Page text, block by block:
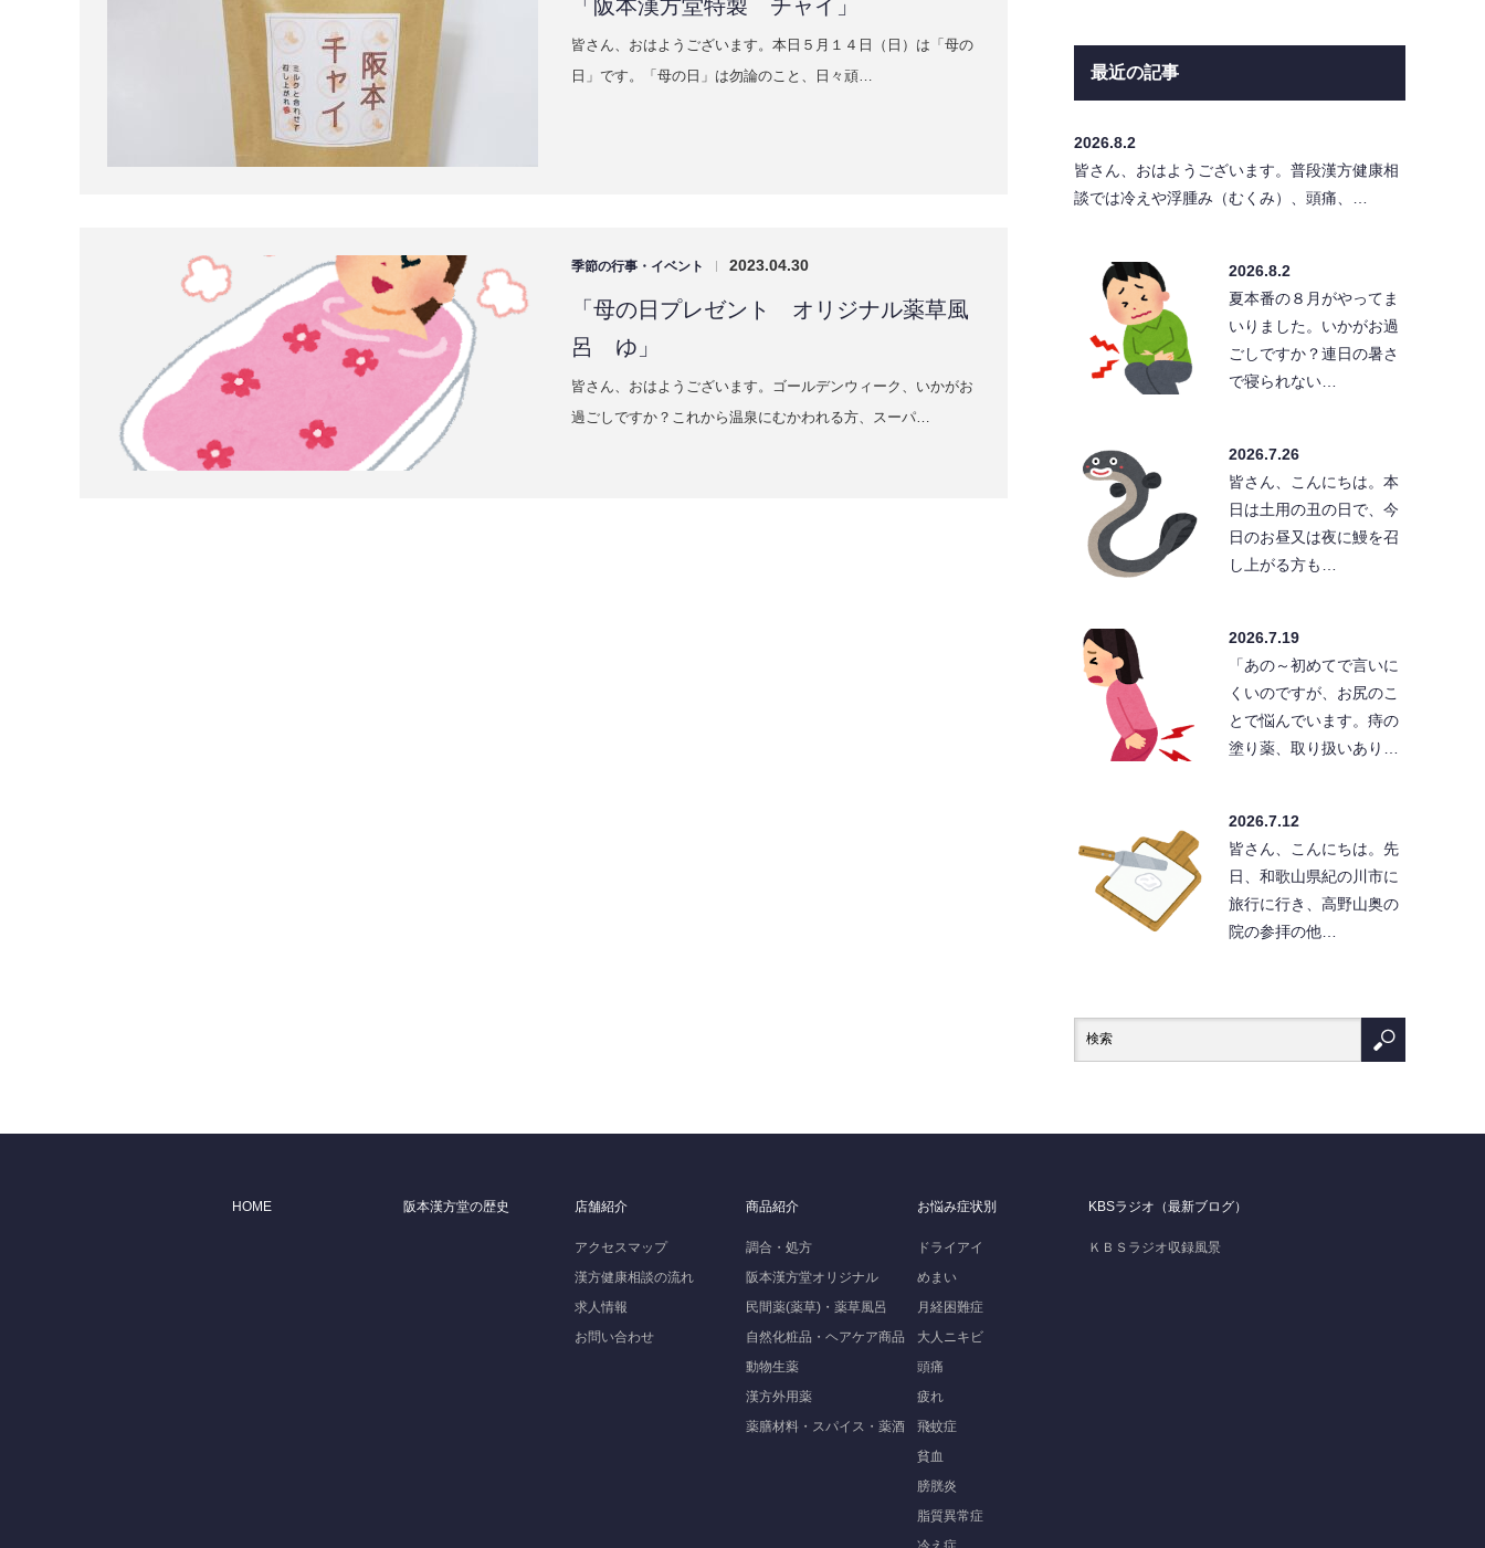
「阪本漢方堂特製 チャイ」
皆さん、おはようございます。本日５月１４日（日）は「母の
日」です。「母の日」は勿論のこと、日々頑…
季節の行事・イベント | 2023.04.30
「母の日プレゼント オリジナル薬草風
呂 ゆ」
皆さん、おはようございます。ゴールデンウィーク、いかがお
過ごしですか？これから温泉にむかわれる方、スーパ…
最近の記事
2026.8.2
皆さん、おはようございます。普段漢方健康相
談では冷えや浮腫み（むくみ）、頭痛、…
2026.8.2
夏本番の８月がやってま
いりました。いかがお過
ごしですか？連日の暑さ
で寝られない…
2026.7.26
皆さん、こんにちは。本
日は土用の丑の日で、今
日のお昼又は夜に鰻を召
し上がる方も…
2026.7.19
「あの～初めてで言いに
くいのですが、お尻のこ
とで悩んでいます。痔の
塗り薬、取り扱いあり…
2026.7.12
皆さん、こんにちは。先
日、和歌山県紀の川市に
旅行に行き、高野山奥の
院の参拝の他…
HOME 阪本漢方堂の歴史 店舗紹介
アクセスマップ
漢方健康相談の流れ
求人情報
お問い合わせ
商品紹介
調合・処方
阪本漢方堂オリジナル
民間薬(薬草)・薬草風呂
自然化粧品・ヘアケア商品
動物生薬
漢方外用薬
薬膳材料・スパイス・薬酒
お悩み症状別
ドライアイ
めまい
月経困難症
大人ニキビ
頭痛
疲れ
飛蚊症
貧血
膀胱炎
脂質異常症
KBSラジオ（最新ブログ）
ＫＢＳラジオ収録風景